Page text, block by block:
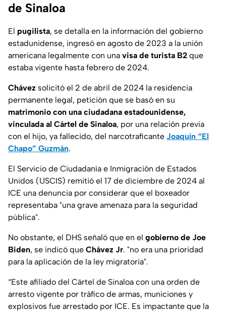
de Sinaloa
El pugilista, se detalla en la información del gobierno
estadunidense, ingresó en agosto de 2023 a la unión
americana legalmente con una visa de turista B2 que
estaba vigente hasta febrero de 2024.
Chávez solicitó el 2 de abril de 2024 la residencia
permanente legal, petición que se basó en su
matrimonio con una ciudadana estadounidense,
vinculada al Cártel de Sinaloa, por una relación previa
con el hijo, ya fallecido, del narcotraficante Joaquín “El
Chapo” Guzmán.
El Servicio de Ciudadanía e Inmigración de Estados
Unidos (USCIS) remitió el 17 de diciembre de 2024 al
ICE una denuncia por considerar que el boxeador
representaba "una grave amenaza para la seguridad
pública".
No obstante, el DHS señaló que en el gobierno de Joe
Biden, se indicó que Chávez Jr. "no era una prioridad
para la aplicación de la ley migratoria".
“Este afiliado del Cártel de Sinaloa con una orden de
arresto vigente por tráfico de armas, municiones y
explosivos fue arrestado por ICE. Es impactante que la